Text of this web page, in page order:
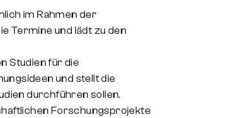
im Rahmen der
Termine und lädt zu den
Studien für die
und stellt die
durchführen sollen.
Forschungsprojekte